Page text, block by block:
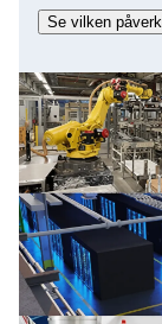
Se vilken